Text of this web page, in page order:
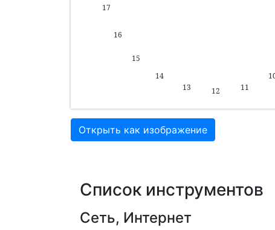
Открыть как изображение
Список инструментов
Сеть, Интернет